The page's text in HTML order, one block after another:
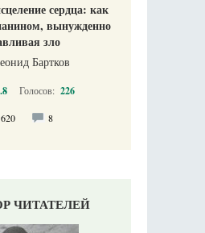
сердца: как
вынужденно
зло
Бартков
Голосов: 226
8
ЧИТАТЕЛЕЙ